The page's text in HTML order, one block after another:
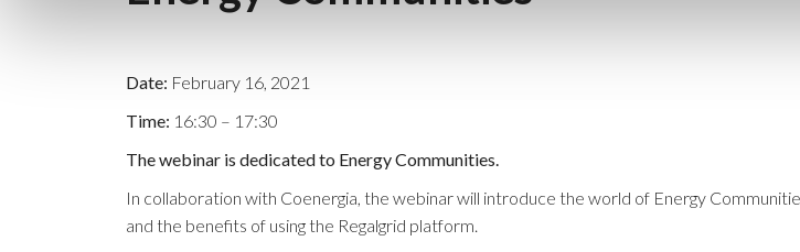
Date: February 16, 2021
Time: 16:30 – 17:30
The webinar is dedicated to Energy Communities.
In collaboration with Coenergia, the webinar will introduce the world of Energy
and the benefits of using the Regalgrid platform.